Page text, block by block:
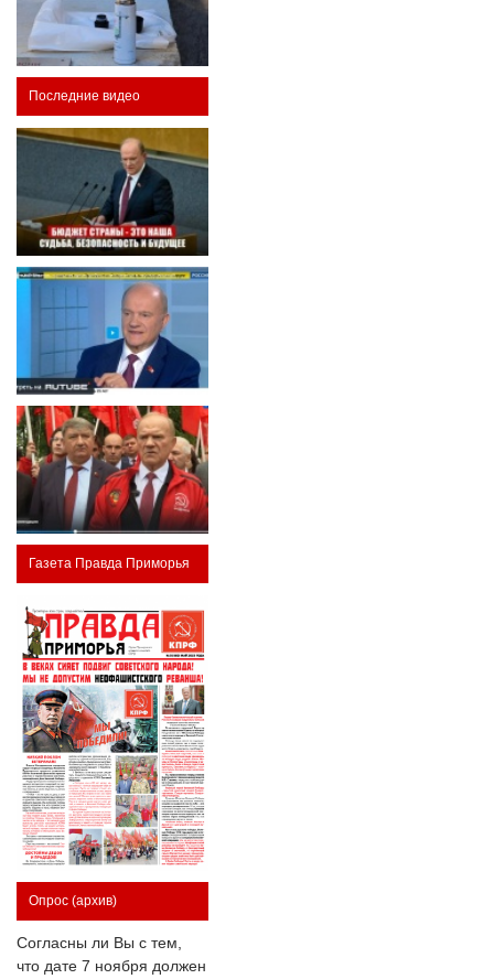
Последние видео
Газета Правда Приморья
Опрос (архив)
Согласны ли Вы с тем,
что дате 7 ноября должен